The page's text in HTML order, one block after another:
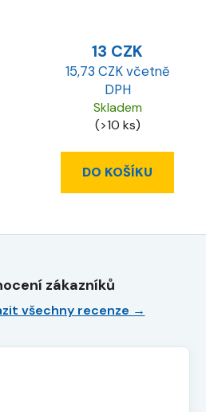
13 CZK
15,73 CZK včetně
DPH
Skladem
(>10 ks)
DO KOŠÍKU
zákazníků
všechny recenze →
5 z 5 hvězdiček.